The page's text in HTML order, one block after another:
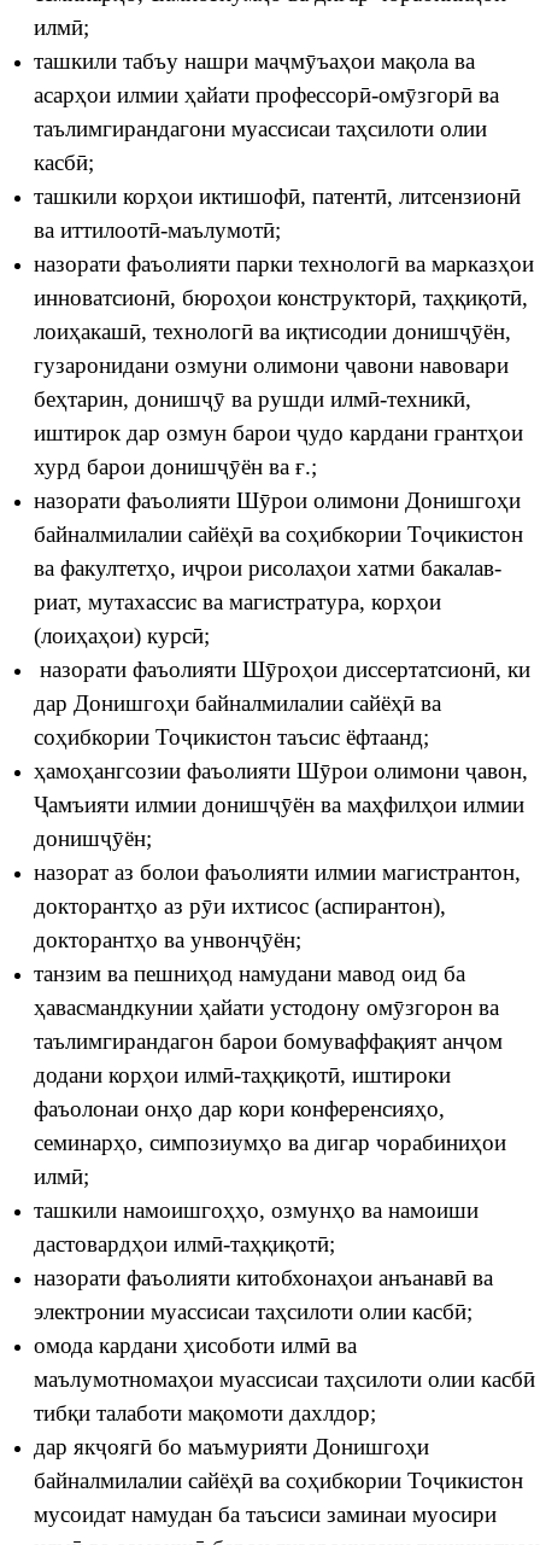
илмӣ;
ташкили табъу нашри маҷмӯъаҳои мақола ва
асарҳои илмии ҳайати профессорӣ-омӯзгорӣ ва
таълимгирандагони муассисаи таҳсилоти олии
касбӣ;
ташкили корҳои иктишофӣ, патентӣ, литсензионӣ
ва иттилоотӣ-маълумотӣ;
назорати фаъолияти парки технологӣ ва марказҳои
инноватсионӣ, бюроҳои конструкторӣ, таҳқиқотӣ,
лоиҳакашӣ, технологӣ ва иқтисодии донишҷӯён,
гузаронидани озмуни олимони ҷавони навовари
беҳтарин, донишҷӯ ва рушди илмӣ-техникӣ,
иштирок дар озмун барои ҷудо кардани грантҳои
хурд барои донишҷӯён ва ғ.;
назорати фаъолияти Шӯрои олимони Донишгоҳи
байналмилалии сайёҳӣ ва соҳибкории Тоҷикистон
ва факултетҳо, иҷрои рисолаҳои хатми бакалав­
риат, мутахассис ва магистратура, корҳои
(лоиҳаҳои) курсӣ;
назорати фаъолияти Шӯроҳои диссертатсионӣ, ки
дар Донишгоҳи байналмилалии сайёҳӣ ва
соҳибкории Тоҷикистон таъсис ёфтаанд;
ҳамоҳангсозии фаъолияти Шӯрои олимони ҷавон,
Ҷамъияти илмии донишҷӯён ва маҳфилҳои илмии
донишҷӯён;
назорат аз болои фаъолияти илмии магистрантон,
докторантҳо аз рӯи ихтисос (аспирантон),
докторантҳо ва унвонҷӯён;
танзим ва пешниҳод намудани мавод оид ба
ҳавасмандкунии ҳайати устодону омӯзгорон ва
таълимгирандагон барои бомуваффақият анҷом
додани корҳои илмӣ-таҳқиқотӣ, иштироки
фаъолонаи онҳо дар кори конференсияҳо,
семинарҳо, симпозиумҳо ва дигар чорабиниҳои
илмӣ;
ташкили намоишгоҳҳо, озмунҳо ва намоиши
дастовардҳои илмӣ-таҳқиқотӣ;
назорати фаъолияти китобхонаҳои анъанавӣ ва
электронии муассисаи таҳсилоти олии касбӣ;
омода кардани ҳисоботи илмӣ ва
маълумотномаҳои муассисаи таҳсилоти олии касбӣ
тибқи талаботи мақомоти дахлдор;
дар якҷоягӣ бо маъмурияти Донишгоҳи
байналмилалии сайёҳӣ ва соҳибкории Тоҷикистон
мусоидат намудан ба таъсиси заминаи муосири